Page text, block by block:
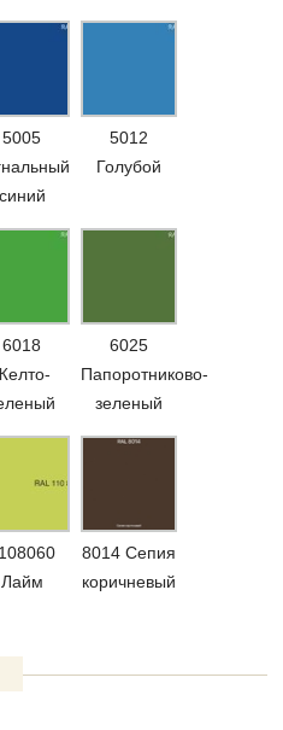
5005
синий
5012
Голубой
6018
6025
Папоротниково-
зеленый
Лайм
8014 Сепия
коричневый